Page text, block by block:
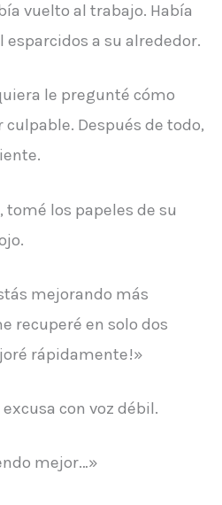
vuelto al trabajo. Había
esparcidos a su alrededor.
le pregunté cómo
Después de todo,
los papeles de su
mejorando más
recuperé en solo dos
rápidamente!»
con voz débil.
mejor…»